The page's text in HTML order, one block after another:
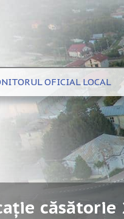
OFICIAL LOCAL
căsătorie